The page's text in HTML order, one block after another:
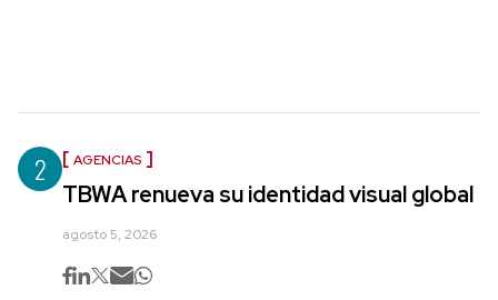
2 AGENCIAS
TBWA renueva su identidad visual global
agosto 5, 2026